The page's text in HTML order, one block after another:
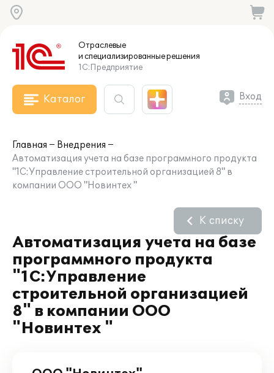
Отраслевые
и специализированныерешения
1С:Предприятие
Каталог Вход
Главная
Внедрения
Автоматизация учета на базе программного продукта
"1С:Управление строительной организацией 8" в
компании ООО "Новинтех "
Автоматизация учета на базе
программного продукта
"1С:Управление
строительной организацией
8" в компании ООО
"Новинтех "
К списку